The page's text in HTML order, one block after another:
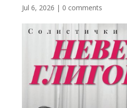
Jul 6, 2026 | 0 comments